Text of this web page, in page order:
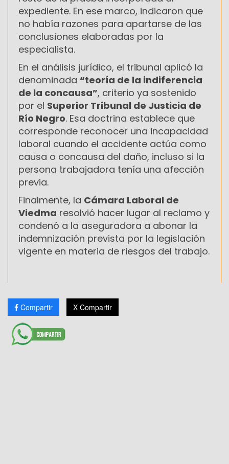
expediente. En ese marco, indicaron que
no había razones para apartarse de las
conclusiones elaboradas por la
especialista.
En el análisis jurídico, el tribunal aplicó la
denominada “teoría de la indiferencia
de la concausa”, criterio ya sostenido
por el Superior Tribunal de Justicia de
Río Negro. Esa doctrina establece que
corresponde reconocer una incapacidad
laboral cuando el accidente actúa como
causa o concausa del daño, incluso si la
persona trabajadora tenía una afección
previa.
Finalmente, la Cámara Laboral de
Viedma resolvió hacer lugar al reclamo y
condenó a la aseguradora a abonar la
indemnización prevista por la legislación
vigente en materia de riesgos del trabajo.
Compartir X Compartir